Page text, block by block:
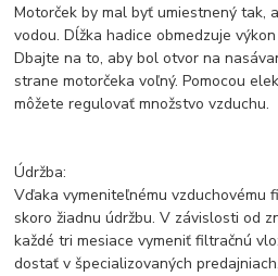
Motorček by mal byť umiestnený tak,
vodou. Dĺžka hadice obmedzuje
Dbajte na to, aby bol otvor na
strane motorčeka voľný. Pomocou
môžete regulovať množstvo vzduchu.
Údržba:
Vďaka vymeniteľnému vzduchovému
skoro žiadnu údržbu. V závislosti od
každé tri mesiace vymeniť filtračnú
dostať v špecializovaných predajniach.